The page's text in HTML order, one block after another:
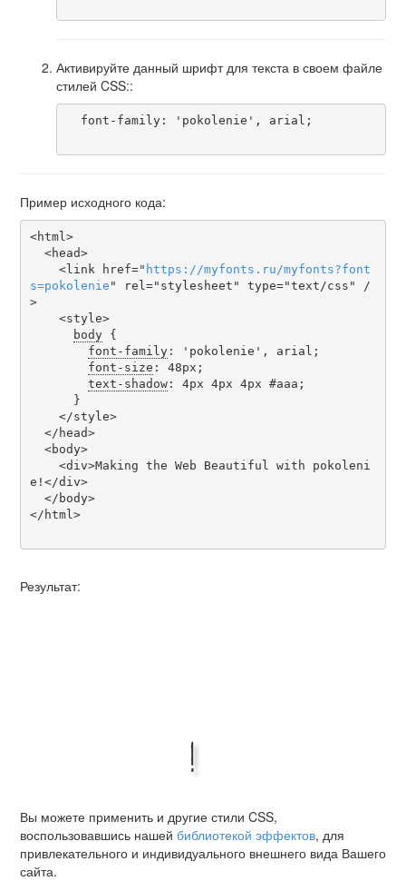
Активируйте данный шрифт для текста в своем файле
стилей CSS::
Пример исходного кода:
<html>
    <link href="
https ://myfonts . ru/myfonts?font
s=pokolenie " rel="stylesheet" type="text/css" /
>
body {
font-family: 'pokolenie', arial;
font-size : 48px;
text-shadow: 4px 4px 4px #aaa;
e!</div>
</html>
Результат:
pokolenie!
Вы можете применить и другие стили CSS,
воспользовавшись нашей библиотекой эффектов, для
привлекательного и индивидуального внешнего вида Вашего
сайта.